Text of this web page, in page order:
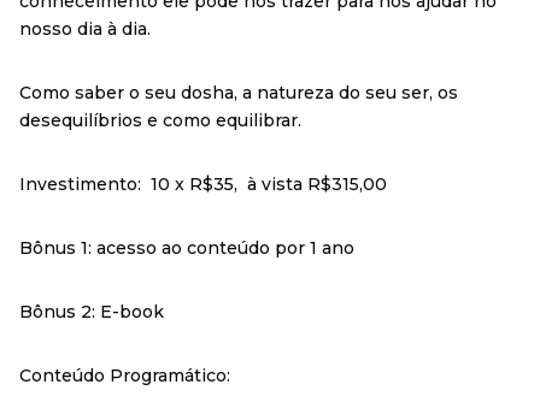
nosso dia à dia.
Como saber o seu dosha, a natureza do seu ser, os
desequilíbrios e como equilibrar.
Investimento: 10 x R$35, à vista R$315,00
Bônus 1: acesso ao conteúdo por 1 ano
Bônus 2: E-book
Conteúdo Programático: